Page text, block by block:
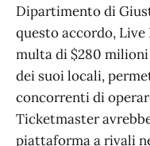
Dipartimento di
questo accordo,
multa di $280 milioni
dei suoi locali,
concorrenti di
Ticketmaster
piattaforma a rivali